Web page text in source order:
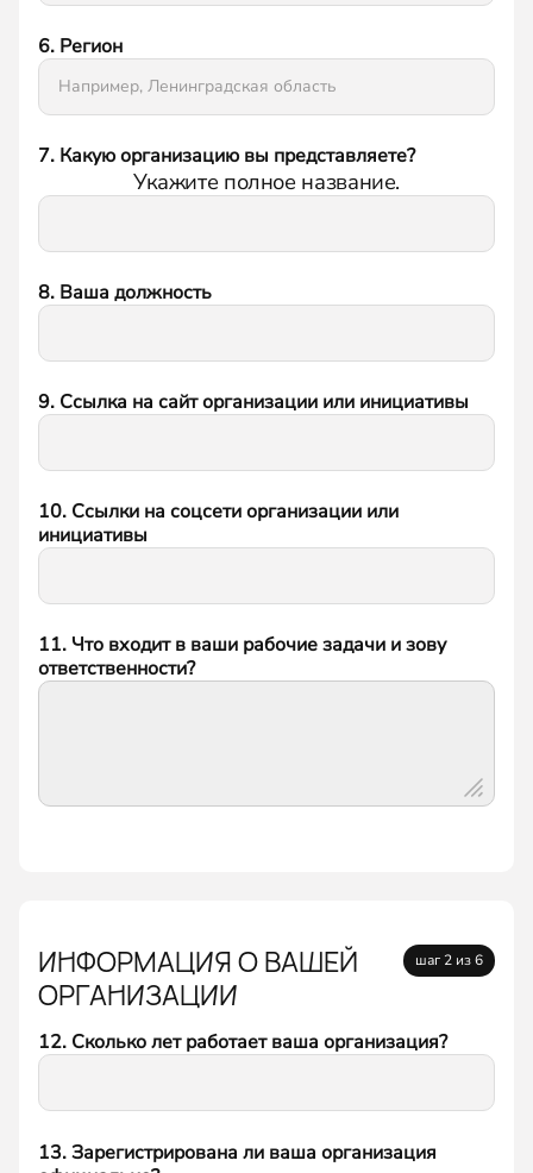
6. Регион
7. Какую организацию вы представляете?
Укажите полное название.
8. Ваша должность
9. Ссылка на сайт организации или инициативы
10. Ссылки на соцсети организации или
инициативы
11. Что входит в ваши рабочие задачи и зову
ответственности?
ИНФОРМАЦИЯ О ВАШЕЙ
ОРГАНИЗАЦИИ
шаг 2 из 6
12. Сколько лет работает ваша организация?
13. Зарегистрирована ли ваша организация